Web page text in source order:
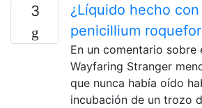
3
¿Líquido hecho
penicillium
En un comentario sobre
Wayfaring Stranger
que nunca había oído
incubación de un trozo